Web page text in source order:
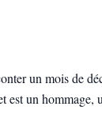
un mois de
est un hommage,